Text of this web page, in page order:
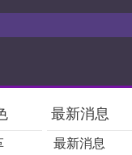
最新消息
最新消息